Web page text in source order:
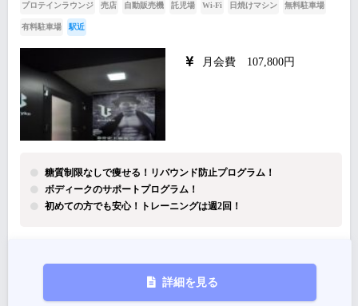
プロテインラウンジ 売店 自動販売機 託児場 Wi-Fi 日焼けマシン 無料駐車場
有料駐車場 駅近
月会費 107,800円
糖質制限なしで痩せる！リバウンド防止プログラム！
ボディークのサポートプログラム！
初めての方でも安心！トレーニングは週2回！
詳細を見る